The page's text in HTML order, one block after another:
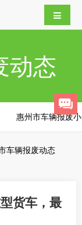
动态
惠州市车辆报废
车辆报废动态
货车，最